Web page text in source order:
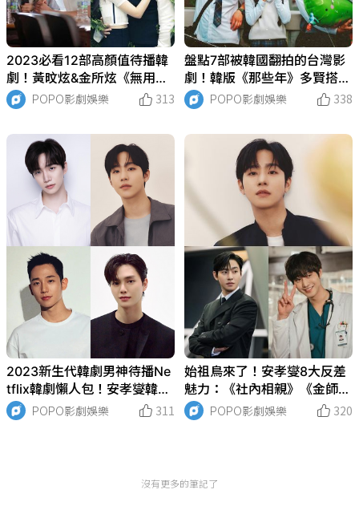
2023必看12部高顏值待播韓
劇！黃旼炫&金所炫《無用的
謊言》7月開播，俊昊&潤娥
情侶畫報太甜！
POPO影劇娛樂 313
盤點7部被韓國翻拍的台灣影
劇！韓版《那些年》多賢搭檔
振永開拍，《想見你》翻拍
《走進你的時間裡》亞洲爆
紅！
POPO影劇娛樂 338
2023新生代韓劇男神待播Ne
tflix韓劇懶人包！安孝燮韓版
《想見你》李俊昊《King Th
e Land》都將上線開播
POPO影劇娛樂 311
始祖鳥來了！安孝燮8大反差
魅力：《社內相親》《金師
傅》爆紅，《想見你》韓版
《走進你的時間》即將上線開
POPO影劇娛樂 320
沒有更多的筆記了